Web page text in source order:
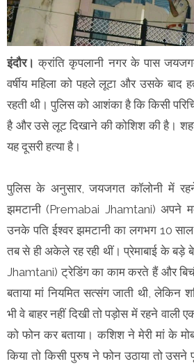
इंदौर। क्रांति कृपलानी नगर के पास
वर्षीय महिला को पहले लूटा और उसके बाद
रहती थी। पुलिस को आशंका है कि किसी
है और उसे लूट दिखाने की कोशिश की है।
यह दूसरी हत्या है।
पुलिस के अनुसार, जयजगत कॉलोनी में रहने
झमटानी (Premabai Jhamtani) अपने
उनके पति ईश्वर झमटानी का लगभग 10 साल
तब से ही अकेले रह रही थीं। प्रेमाबाई के बड़े
Jhamtani) ट्रेडिंग का काम करते हैं और
बताया मां नियमित सत्संग जाती थी, लेकिन
भी वे बाहर नहीं दिखी तो पड़ोस में रहने वाली
को फोन कर बताया। कशिश ने मेरी मां के
किया तो किसी पुरुष ने फोन उठाया तो उसने